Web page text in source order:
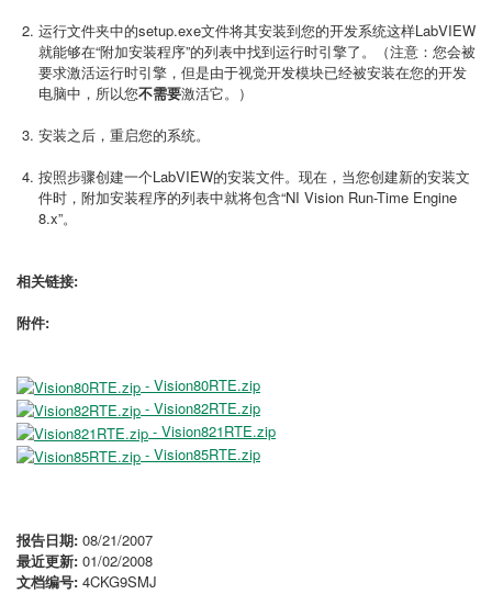
运行文件夹中的setup.exe文件将其安装到您的开发系统这样LabVIEW
就能够在“附加安装程序”的列表中找到运行时引擎了。（注意：您会被
要求激活运行时引擎，但是由于视觉开发模块已经被安装在您的开发
电脑中，所以您不需要激活它。）
安装之后，重启您的系统。
按照步骤创建一个LabVIEW的安装文件。现在，当您创建新的安装文
件时，附加安装程序的列表中就将包含“NI Vision Run-Time Engine
8.x”。
相关链接:
附件:
- Vision80RTE.zip
- Vision82RTE.zip
- Vision821RTE.zip
- Vision85RTE.zip
报告日期: 08/21/2007
最近更新: 01/02/2008
文档编号: 4CKG9SMJ